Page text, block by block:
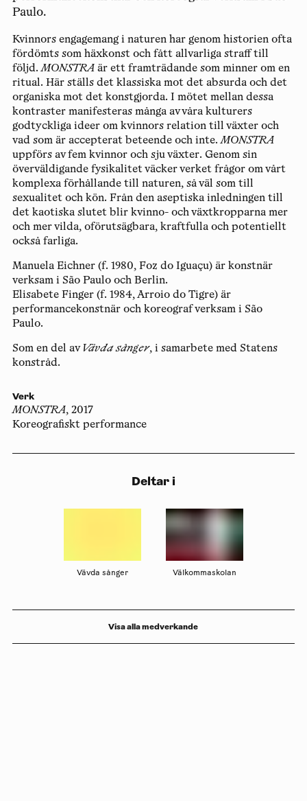
Paulo.
Kvinnors engagemang i naturen har genom historien ofta
fördömts som häxkonst och fått allvarliga straff till
följd.MONSTRAär ett framträdande som minner om en
ritual. Här ställs det klassiska mot det absurda och det
organiska mot det konstgjorda. I mötet mellan dessa
kontraster manifesteras många av våra kulturers
godtyckliga ideer om kvinnors relation till växter och
vad som är accepterat beteende och inte.MONSTRA
uppförs av fem kvinnor och sju växter. Genom sin
överväldigande fysikalitet väcker verket frågor om vårt
komplexa förhållande till naturen, så väl som till
sexualitet och kön. Från den aseptiska inledningen till
det kaotiska slutet blir kvinno- och växtkropparna mer
och mer vilda, oförutsägbara, kraftfulla och potentiellt
också farliga.
Manuela Eichner(f. 1980, Foz do Iguaçu) är konstnär
verksam i São Paulo och Berlin.
Elisabete Finger(f. 1984, Arroio do Tigre) är
performancekonstnär och koreograf verksam i São
Paulo.
Som en del av Vävda sånger, i samarbete med Statens
konstråd.
Verk
MONSTRA, 2017
Koreografiskt performance
Deltar i
Vävda sånger Välkommaskolan
Visa alla medverkande